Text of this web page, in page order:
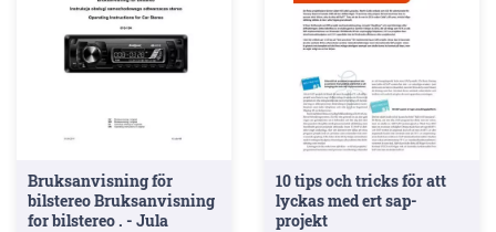
Bruksanvisning för
bilstereo Bruksanvisning
for bilstereo . - Jula
10 tips och tricks för att
lyckas med ert sap-
projekt